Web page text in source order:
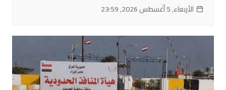
الأربعاء, 5 أغسطس 2026, 23:59